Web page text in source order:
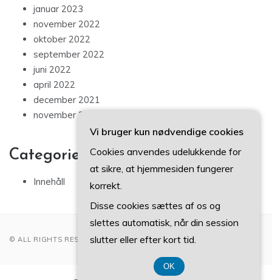
januar 2023
november 2022
oktober 2022
september 2022
juni 2022
april 2022
december 2021
november 2021
Categories
Innehåll
© ALL RIGHTS RESERVED 2022
Vi bruger kun nødvendige cookies
Cookies anvendes udelukkende for
at sikre, at hjemmesiden fungerer
korrekt.
Disse cookies sættes af os og
slettes automatisk, når din session
slutter eller efter kort tid.
OK